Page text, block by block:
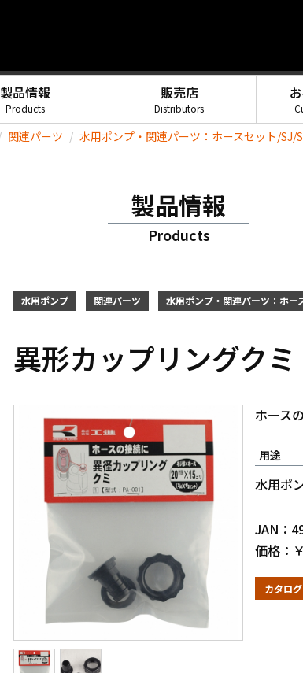
製品情報
Products
販売店
Distributors
関連パーツ
水用ポンプ・関連パーツ：ホースセット/SJ/
製品情報
Products
水用ポンプ 関連パーツ 水用ポンプ・関連パーツ：ホ
異形カップリングク
ホース
用途
水用ポ
JAN：
価格：
カタロ